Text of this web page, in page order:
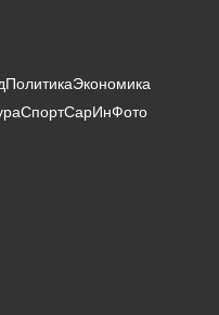
ПолитикаЭкономика
СпортСарИнФото